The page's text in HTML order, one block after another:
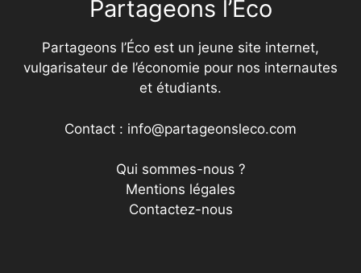
Partageons l’Éco
Partageons l’Éco est un jeune site internet,
vulgarisateur de l’économie pour nos internautes
et étudiants.
Contact : info@partageonsleco.com
Qui sommes-nous ?
Mentions légales
Contactez-nous